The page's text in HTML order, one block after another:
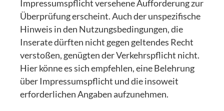
Impressumspflicht versehene Aufforderung zur
Überprüfung erscheint. Auch der unspezifische
Hinweis in den Nutzungsbedingungen, die
Inserate dürften nicht gegen geltendes Recht
verstoßen, genügten der Verkehrspflicht nicht.
Hier könne es sich empfehlen, eine Belehrung
über Impressumspflicht und die insoweit
erforderlichen Angaben aufzunehmen.